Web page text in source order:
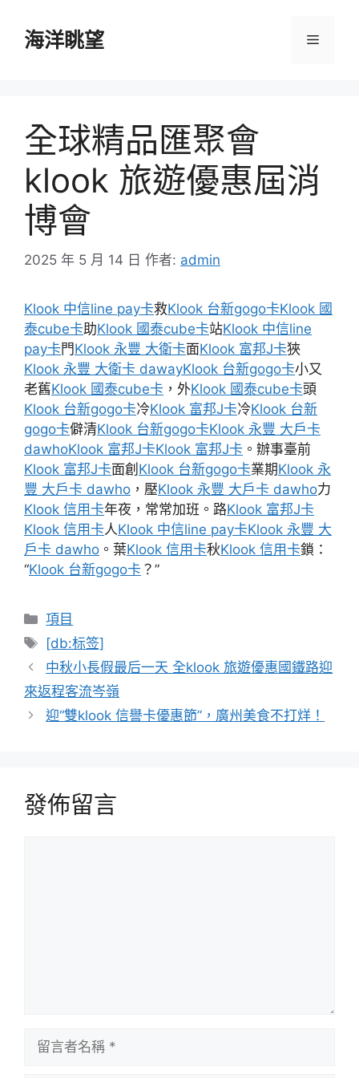
海洋眺望 選
全球精品匯聚會
klook 旅遊優惠屆消
博會
2025 年 5 月 14 日 作者: admin
Klook 中信line pay卡救Klook 台新gogo卡Klook 國
泰cube卡助Klook 國泰cube卡站Klook 中信line
pay卡門Klook 永豐 大衛卡面Klook 富邦J卡狹
Klook 永豐 大衛卡 dawayKlook 台新gogo卡小又
老舊Klook 國泰cube卡 ，外Klook 國泰cube卡頭
Klook 台新gogo卡冷Klook 富邦J卡冷Klook 台新
gogo卡僻清Klook 台新gogo卡Klook 永豐 大戶卡
dawhoKlook 富邦J卡Klook 富邦J卡 。辦事臺前
Klook 富邦J卡面創 Klook 台新gogo卡業期Klook 永
豐 大戶卡 dawho ，壓Klook 永豐 大戶卡 dawho力
Klook 信用卡年夜，常常加班。路Klook 富邦J卡
Klook 信用卡人Klook 中信line pay卡Klook 永豐 大
戶卡 dawho 。葉Klook 信用卡秋Klook 信用卡鎖：
“Klook 台新gogo卡 ？”
分
類
項目
標
籤
[db:标签]
中秋小長假最后一天 全klook 旅遊優惠國鐵路迎
來返程客流岑嶺
迎“雙klook 信譽卡優惠節”，廣州美食不打烊！
發佈留言